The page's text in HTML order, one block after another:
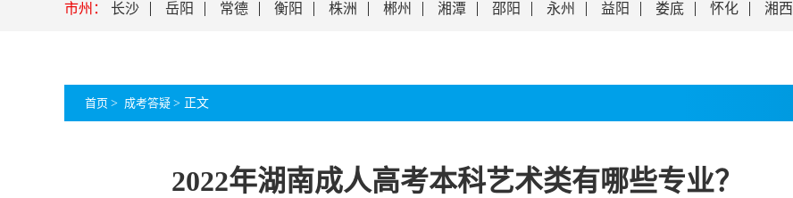
市州： 长沙 岳阳 常德 衡阳 株洲 郴州 湘潭 邵阳 永州 益阳 娄底 怀化 湘西
首页 > 成考答疑 > 正文
2022年湖南成人高考本科艺术类有哪些专业？